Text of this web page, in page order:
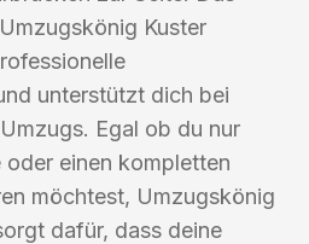
Kuster
unterstützt dich bei
Egal ob du nur
einen kompletten
möchtest, Umzugskönig
dafür, dass deine